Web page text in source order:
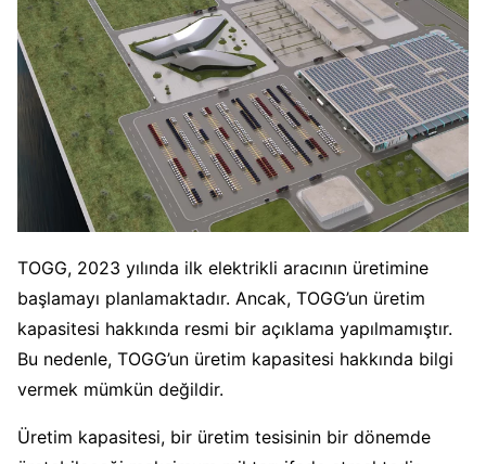
TOGG, 2023 yılında ilk elektrikli aracının üretimine
başlamayı planlamaktadır. Ancak, TOGG’un üretim
kapasitesi hakkında resmi bir açıklama yapılmamıştır.
Bu nedenle, TOGG’un üretim kapasitesi hakkında bilgi
vermek mümkün değildir.
Üretim kapasitesi, bir üretim tesisinin bir dönemde